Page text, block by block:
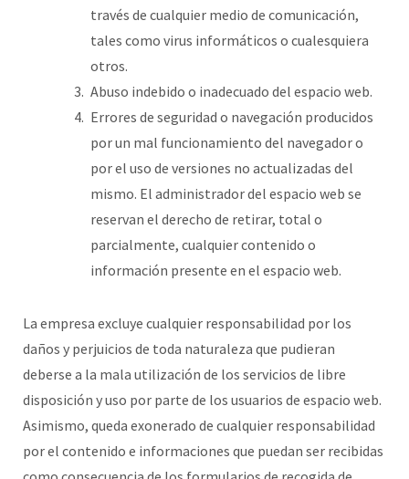
través de cualquier medio de comunicación,
tales como virus informáticos o cualesquiera
otros.
Abuso indebido o inadecuado del espacio web.
Errores de seguridad o navegación producidos
por un mal funcionamiento del navegador o
por el uso de versiones no actualizadas del
mismo. El administrador del espacio web se
reservan el derecho de retirar, total o
parcialmente, cualquier contenido o
información presente en el espacio web.
La empresa excluye cualquier responsabilidad por los
daños y perjuicios de toda naturaleza que pudieran
deberse a la mala utilización de los servicios de libre
disposición y uso por parte de los usuarios de espacio web.
Asimismo, queda exonerado de cualquier responsabilidad
por el contenido e informaciones que puedan ser recibidas